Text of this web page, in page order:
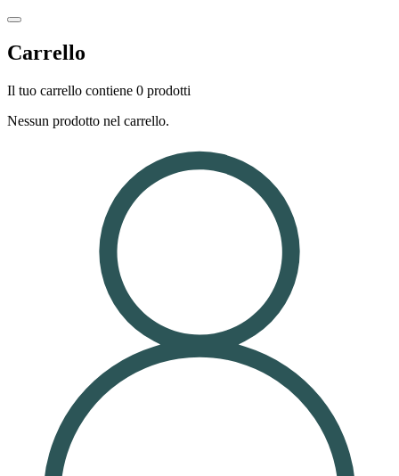
Carrello
Il tuo carrello contiene 0 prodotti
Nessun prodotto nel carrello.